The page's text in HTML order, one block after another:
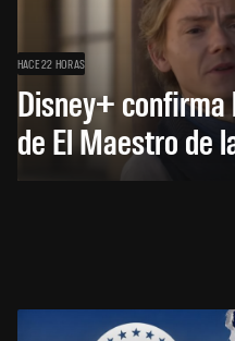
HACE 22 HORAS
Disney+
de El Maestro de